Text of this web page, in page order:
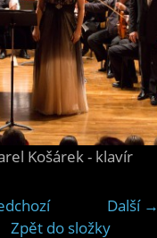
Košárek - klavír
Další →
Zpět do složky